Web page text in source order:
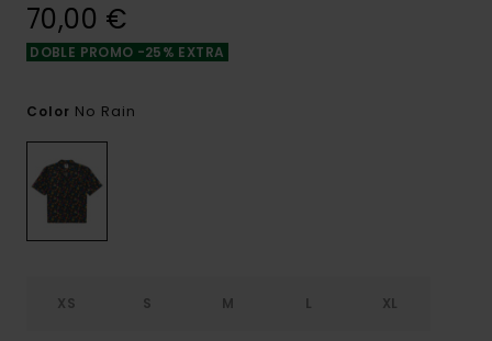
70,00 €
DOBLE PROMO -25% EXTRA
Color No Rain
XS S M L XL